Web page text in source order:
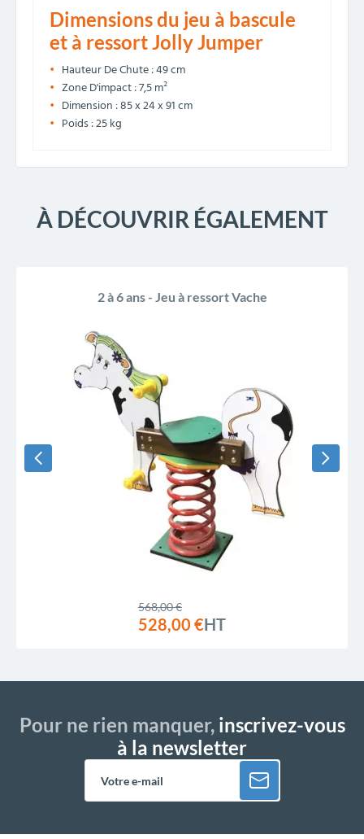
Dimensions du jeu à bascule
et à ressort Jolly Jumper
Hauteur De Chute : 49 cm
Zone D'impact : 7,5 m²
Dimension : 85 x 24 x 91 cm
Poids : 25 kg
À DÉCOUVRIR ÉGALEMENT
2 à 6 ans - Jeu à ressort Vache
568,00 €
528,00 €HT
Pour ne rien manquer,inscrivez-vous
à la newsletter